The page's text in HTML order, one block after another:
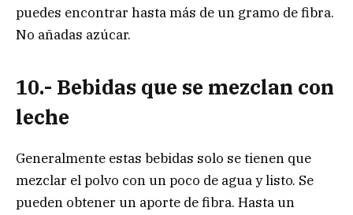
puedes encontrar hasta más de un gramo de fibra.
No añadas azúcar.
10.- Bebidas que se mezclan con
leche
Generalmente estas bebidas solo se tienen que
mezclar el polvo con un poco de agua y listo. Se
pueden obtener un aporte de fibra. Hasta un